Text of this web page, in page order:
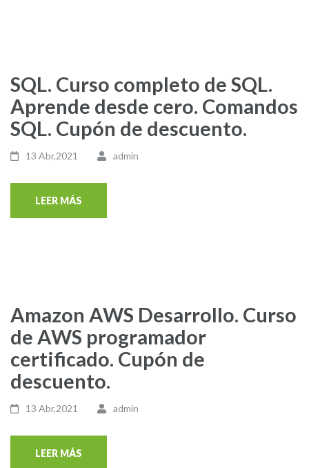
SQL. Curso completo de SQL.
Aprende desde cero. Comandos
SQL. Cupón de descuento.
13 Abr,2021 admin
LEER MÁS
Amazon AWS Desarrollo. Curso
de AWS programador
certificado. Cupón de
descuento.
13 Abr,2021 admin
LEER MÁS